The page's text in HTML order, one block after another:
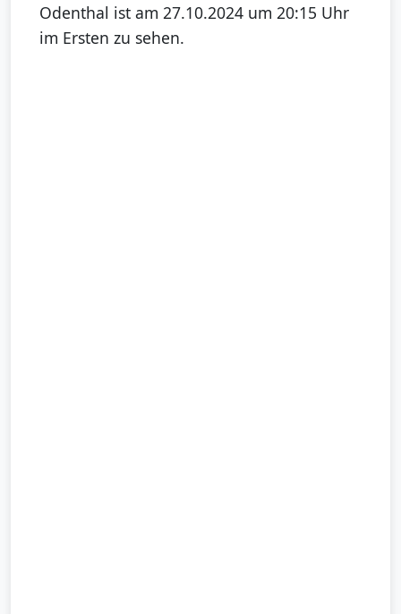
Odenthal ist am 27.10.2024 um 20:15 Uhr
im Ersten zu sehen.